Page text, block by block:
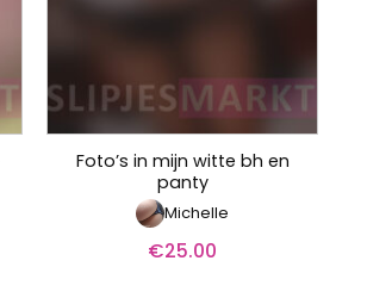
Foto’s in mijn witte bh en
panty
Michelle
€25.00